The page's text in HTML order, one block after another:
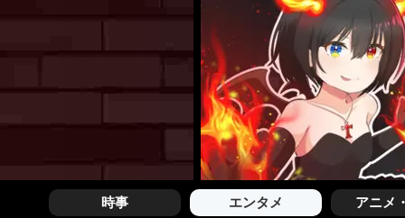
時事 エンタメ アニメ